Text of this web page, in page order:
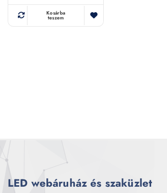
Kosárba
teszem
LED webáruház és szaküzlet